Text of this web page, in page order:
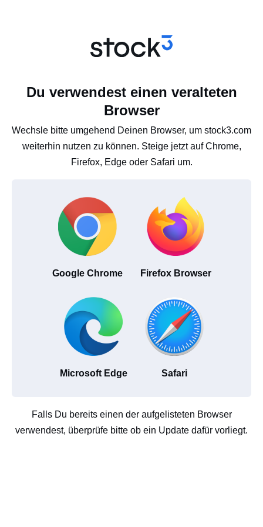
Du verwendest einen veralteten
Browser
Wechsle bitte umgehend Deinen Browser, um stock3.com
weiterhin nutzen zu können. Steige jetzt auf Chrome,
Firefox, Edge oder Safari um.
Google Chrome Firefox Browser
Microsoft Edge Safari
Falls Du bereits einen der aufgelisteten Browser
verwendest, überprüfe bitte ob ein Update dafür vorliegt.